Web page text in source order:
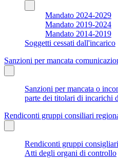
Mandato 2024-2029
Mandato 2019-2024
Mandato 2014-2019
Soggetti cessati dall'incarico
Sanzioni per mancata
Sanzioni per mancata o
parte dei titolari di incarichi
Rendiconti gruppi consiliari
Rendiconti gruppi consigliari
Atti degli organi di controllo